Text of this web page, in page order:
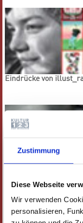
Zustimmung
Diese Webseite
Wir verwenden
personalisieren,
Eindrücke von
BILDGALERIE